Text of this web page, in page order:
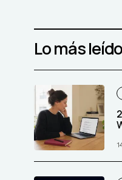
Lo más leído